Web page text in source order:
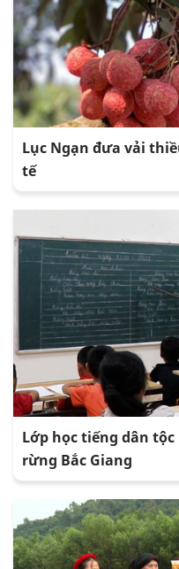
Lục Ngạn đưa vải
tế
Lớp học tiếng dân
rừng Bắc Giang